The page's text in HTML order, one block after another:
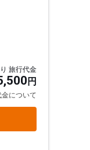
旅行代金
円
について